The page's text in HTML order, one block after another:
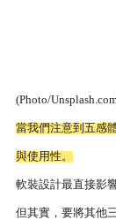
(Photo/
當我們注意到五感
與使用性。
軟裝設計最直接影
但其實，要將其他